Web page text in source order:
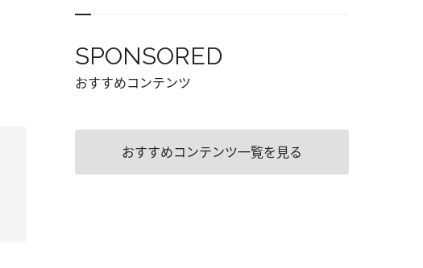
SPONSORED
おすすめコンテンツ
おすすめコンテンツ一覧を見る